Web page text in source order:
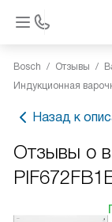
Bosch Отзывы
Индукционная
Назад к
Отзывы о